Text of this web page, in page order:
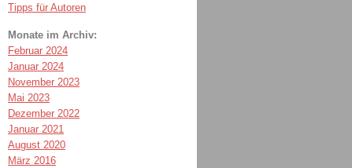
Tipps für Autoren
Monate im Archiv:
Februar 2024
Januar 2024
November 2023
Mai 2023
Dezember 2022
Januar 2021
August 2020
März 2016